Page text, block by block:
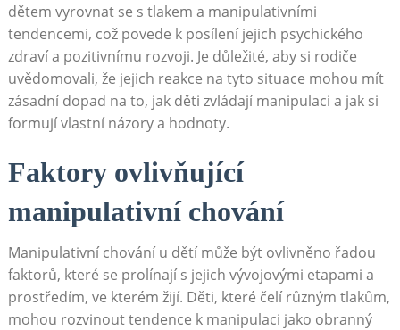
dětem vyrovnat se s tlakem a manipulativními
tendencemi, což povede k posílení jejich psychického
zdraví a pozitivnímu rozvoji. Je důležité, aby si rodiče
uvědomovali, že jejich reakce na tyto situace mohou mít
zásadní dopad na to, jak děti zvládají manipulaci a jak si
formují vlastní názory a hodnoty.
Faktory ovlivňující
manipulativní chování
Manipulativní chování u dětí může být ovlivněno řadou
faktorů, které se prolínají s jejich vývojovými etapami a
prostředím, ve kterém žijí. Děti, které čelí různým tlakům,
mohou rozvinout tendence k manipulaci jako obranný